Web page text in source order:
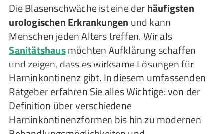
Die Blasenschwäche ist eine derhäufigsten
urologischen Erkrankungen und kann
Menschen jeden Alters treffen. Wir als
Sanitätshausmöchten Aufklärung schaffen
und zeigen, dass es wirksame Lösungen für
Harninkontinenz gibt. In diesem umfassenden
Ratgeber erfahren Sie alles Wichtige: von der
Definition über verschiedene
Harninkontinenzformen bis hin zu modernen